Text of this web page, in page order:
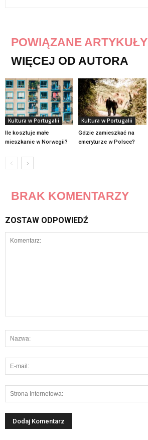
POWIĄZANE ARTYKUŁY
WIĘCEJ OD AUTORA
Kultura w Portugalii
Ile kosztuje małe
mieszkanie w Norwegii?
Kultura w Portugalii
Gdzie zamieszkać na
emeryturze w Polsce?
BRAK KOMENTARZY
ZOSTAW ODPOWIEDŹ